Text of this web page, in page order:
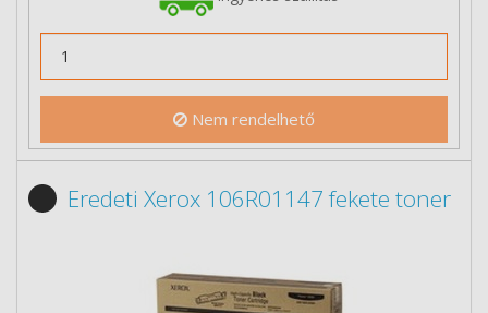
Nem rendelhető
Eredeti Xerox 106R01147 fekete toner